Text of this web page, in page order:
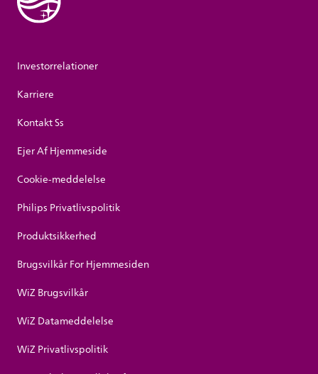
Investorrelationer
Karriere
Kontakt Ss
Ejer Af Hjemmeside
Cookie-meddelelse
Philips Privatlivspolitik
Produktsikkerhed
Brugsvilkår For Hjemmesiden
WiZ Brugsvilkår
WiZ Datameddelelse
WiZ Privatlivspolitik